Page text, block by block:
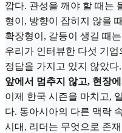
깝다. 관성을 깨야 할 때는
형이, 방향이 잡히지 않을
확장형이, 갈등이 생길 때
우리가 인터뷰한 다섯 기
정답을 가지고 있지 않았
앞에서 멈추지 않고, 현장
이제 한국 시즌을 마치고,
다. 동아시아의 다른 맥락
시대, 리더는 무엇으로 존